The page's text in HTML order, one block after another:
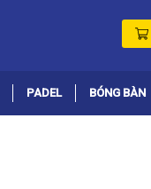
PADEL BÓNG BÀN